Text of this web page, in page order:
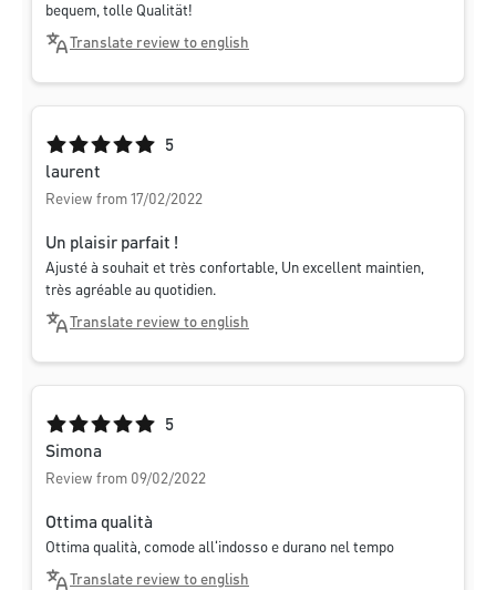
bequem, tolle Qualität!
Translate review to english
Average rating of 5 out of 5 stars
5
laurent
Review from 17/02/2022
Un plaisir parfait !
Ajusté à souhait et très confortable, Un excellent maintien,
très agréable au quotidien.
Translate review to english
Average rating of 5 out of 5 stars
5
Simona
Review from 09/02/2022
Ottima qualità
Ottima qualità, comode all‘indosso e durano nel tempo
Translate review to english